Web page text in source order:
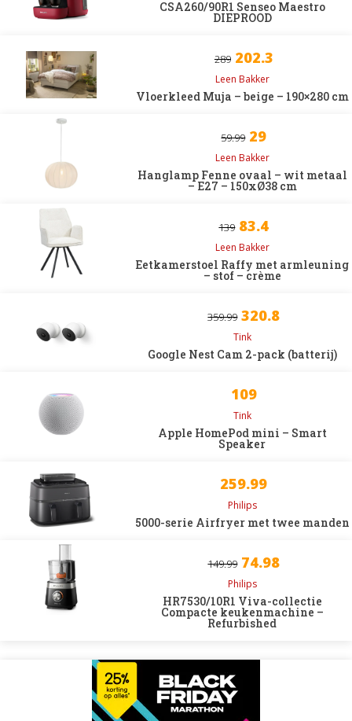
CSA260/90R1 Senseo Maestro
DIEPROOD
289 202.3
Leen Bakker
Vloerkleed Muja – beige – 190×280 cm
59.99 29
Leen Bakker
Hanglamp Fenne ovaal – wit metaal
– E27 – 150xØ38 cm
139 83.4
Leen Bakker
Eetkamerstoel Raffy met armleuning
– stof – crème
359.99 320.8
Tink
Google Nest Cam 2-pack (batterij)
109
Tink
Apple HomePod mini – Smart
Speaker
259.99
Philips
5000-serie Airfryer met twee manden
149.99 74.98
Philips
HR7530/10R1 Viva-collectie
Compacte keukenmachine –
Refurbished